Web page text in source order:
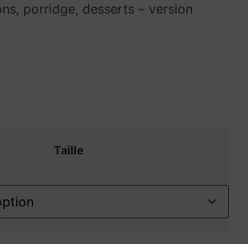
porridge, desserts – version
Taille